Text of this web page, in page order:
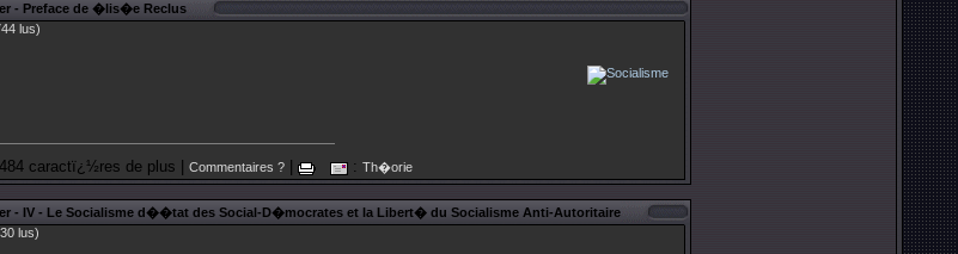
- Preface de �lis�e Reclus
lus)
caractï¿½res de plus | Commentaires ?| : Th�orie
- IV - Le Socialisme d��tat des Social-D�mocrates et la Libert� du Socialisme Anti-Autoritaire
lus)